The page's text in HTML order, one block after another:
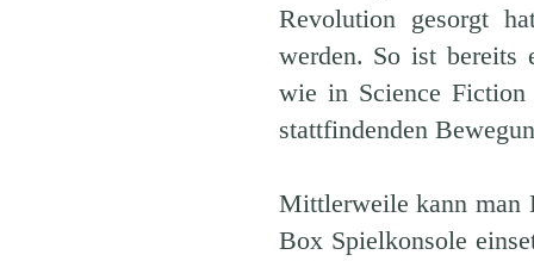
Revolution gesorgt
werden. So ist bereits
wie in Science
stattfindenden
Mittlerweile kann man
Box Spielkonsole